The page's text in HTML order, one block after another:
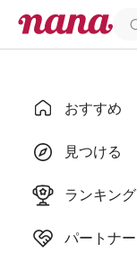
おすすめ
見つける
ランキング
パートナー